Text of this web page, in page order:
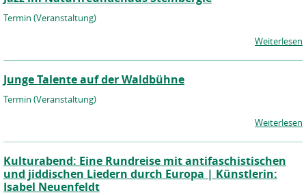
Termin (Veranstaltung)
Weiterlesen
Junge Talente auf der Waldbühne
Termin (Veranstaltung)
Weiterlesen
Kulturabend: Eine Rundreise mit antifaschistischen
und jiddischen Liedern durch Europa | Künstlerin:
Isabel Neuenfeldt